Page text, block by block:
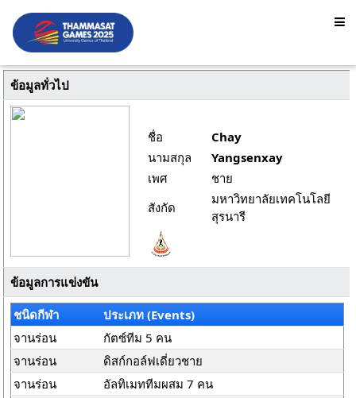
ข้อมูลทั่วไป
ชื่อ
Chay
นามสกุล
Yangsenxay
เพศ
ชาย
สังกัด
มหาวิทยาลัยเทคโนโลยี
สุรนารี
ข้อมูลการแข่งขัน
ชนิดกีฬา
ประเภท (Events)
จานร่อน
กัตซ์ทีม 5 คน
จานร่อน
ดิสก์กอล์ฟเดี่ยวชาย
จานร่อน
อัลทิเมททีมผสม 7 คน